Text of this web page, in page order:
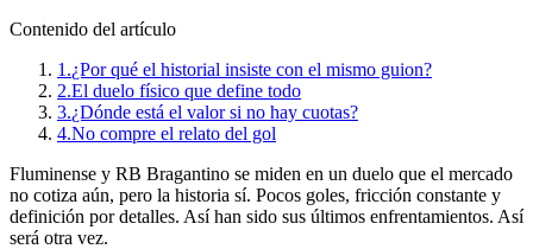
Contenido del artículo
1.¿Por qué el historial insiste con el mismo guion?
2.El duelo físico que define todo
3.¿Dónde está el valor si no hay cuotas?
4.No compre el relato del gol
Fluminense y RB Bragantino se miden en un duelo que el mercado
no cotiza aún, pero la historia sí. Pocos goles, fricción constante y
definición por detalles. Así han sido sus últimos enfrentamientos. Así
será otra vez.